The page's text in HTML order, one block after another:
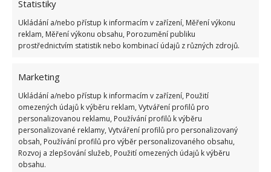
Statistiky
Ukládání a/nebo přístup k informacím v zařízení, Měření výkonu
reklam, Měření výkonu obsahu, Porozumění publiku
prostřednictvím statistik nebo kombinací údajů z různých zdrojů.
Marketing
Ukládání a/nebo přístup k informacím v zařízení, Použití
omezených údajů k výběru reklam, Vytváření profilů pro
personalizovanou reklamu, Používání profilů k výběru
personalizované reklamy, Vytváření profilů pro personalizovaný
obsah, Používání profilů pro výběr personalizovaného obsahu,
Rozvoj a zlepšování služeb, Použití omezených údajů k výběru
obsahu.
jako náznak dominance. Kromě toho, oslovení
otevřenou rukou je někdy spojeno s útokem, na
který může reagovat odvetou.
Nejen tělesný kontakt může být psem nepochopen.
Stejně nebezpečné může být podívat se cizímu psovi
přímo do očí, protože je to výzva k boji. Obzvlášť,
když je náš pohledu výš než ten psův. Agresivní pes
také posílá znamení svým pohledem, zejména když